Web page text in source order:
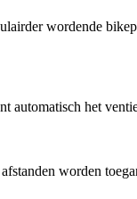
wordende
het
worden